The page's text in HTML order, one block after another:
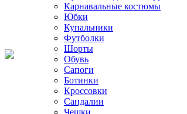
Карнавальные костюмы
Юбки
Купальники
Футболки
Шорты
Обувь
Сапоги
Ботинки
Кроссовки
Сандалии
Чешки